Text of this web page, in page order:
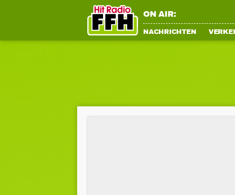
ON AIR:
NACHRICHTEN